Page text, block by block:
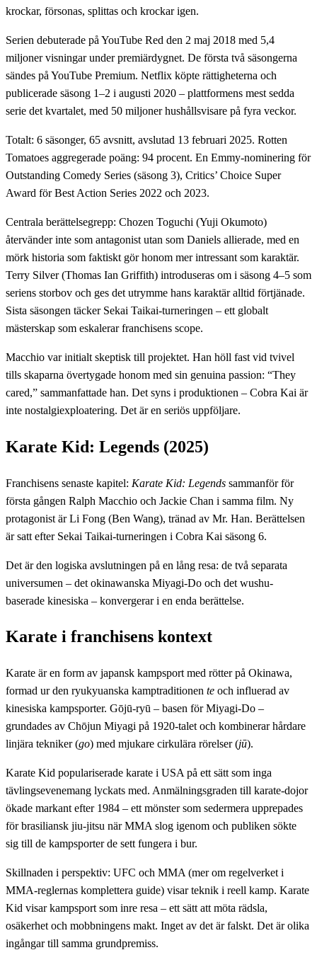
krockar, försonas, splittas och krockar igen.
Serien debuterade på YouTube Red den 2 maj 2018 med 5,4
miljoner visningar under premiärdygnet. De första två säsongerna
sändes på YouTube Premium. Netflix köpte rättigheterna och
publicerade säsong 1–2 i augusti 2020 – plattformens mest sedda
serie det kvartalet, med 50 miljoner hushållsvisare på fyra veckor.
Totalt: 6 säsonger, 65 avsnitt, avslutad 13 februari 2025. Rotten
Tomatoes aggregerade poäng: 94 procent. En Emmy-nominering för
Outstanding Comedy Series (säsong 3), Critics’ Choice Super
Award för Best Action Series 2022 och 2023.
Centrala berättelsegrepp: Chozen Toguchi (Yuji Okumoto)
återvänder inte som antagonist utan som Daniels allierade, med en
mörk historia som faktiskt gör honom mer intressant som karaktär.
Terry Silver (Thomas Ian Griffith) introduseras om i säsong 4–5 som
seriens storbov och ges det utrymme hans karaktär alltid förtjänade.
Sista säsongen täcker Sekai Taikai-turneringen – ett globalt
mästerskap som eskalerar franchisens scope.
Macchio var initialt skeptisk till projektet. Han höll fast vid tvivel
tills skaparna övertygade honom med sin genuina passion: “They
cared,” sammanfattade han. Det syns i produktionen – Cobra Kai är
inte nostalgiexploatering. Det är en seriös uppföljare.
Karate Kid: Legends (2025)
Franchisens senaste kapitel: Karate Kid: Legends sammanför för
första gången Ralph Macchio och Jackie Chan i samma film. Ny
protagonist är Li Fong (Ben Wang), tränad av Mr. Han. Berättelsen
är satt efter Sekai Taikai-turneringen i Cobra Kai säsong 6.
Det är den logiska avslutningen på en lång resa: de två separata
universumen – det okinawanska Miyagi-Do och det wushu-
baserade kinesiska – konvergerar i en enda berättelse.
Karate i franchisens kontext
Karate är en form av japansk kampsport med rötter på Okinawa,
formad ur den ryukyuanska kamptraditionen te och influerad av
kinesiska kampsporter. Gōjū-ryū – basen för Miyagi-Do –
grundades av Chōjun Miyagi på 1920-talet och kombinerar hårdare
linjära tekniker (go) med mjukare cirkulära rörelser (jū).
Karate Kid populariserade karate i USA på ett sätt som inga
tävlingsevenemang lyckats med. Anmälningsgraden till karate-dojor
ökade markant efter 1984 – ett mönster som sedermera upprepades
förbrasiliansk jiu-jitsu när MMA slog igenom och publiken sökte
sig till de kampsporter de sett fungera i bur.
Skillnaden i perspektiv: UFC och MMA (mer om regelverket i
MMA-reglernas komplettera guide) visar teknik i reell kamp. Karate
Kid visar kampsport som inre resa – ett sätt att möta rädsla,
osäkerhet och mobbningens makt. Inget av det är falskt. Det är olika
ingångar till samma grundpremiss.